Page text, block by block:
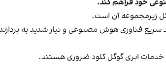
زیرمجموعه‌ آن است.
فناوری هوش مصنوعی و نیاز شدید به
ابری گوگل کلود ضروری هستند.